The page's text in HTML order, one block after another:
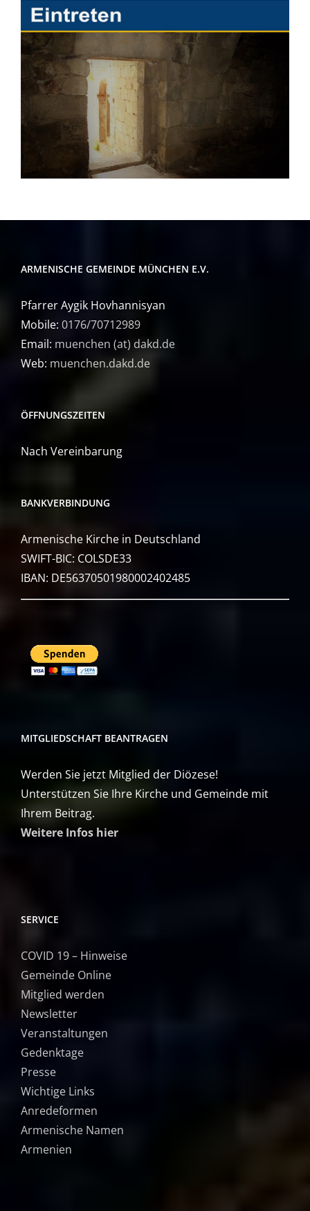
ARMENISCHE GEMEINDE MÜNCHEN E.V.
Pfarrer Aygik Hovhannisyan
Mobile: 0176/70712989
Email: muenchen (at) dakd.de
Web: muenchen.dakd.de
ÖFFNUNGSZEITEN
Nach Vereinbarung
BANKVERBINDUNG
Armenische Kirche in Deutschland
SWIFT-BIC: COLSDE33
IBAN: DE56370501980002402485
MITGLIEDSCHAFT BEANTRAGEN
Werden Sie jetzt Mitglied der Diözese!
Unterstützen Sie Ihre Kirche und Gemeinde mit
Ihrem Beitrag.
Weitere Infos hier
SERVICE
COVID 19 – Hinweise
Gemeinde Online
Mitglied werden
Newsletter
Veranstaltungen
Gedenktage
Presse
Wichtige Links
Anredeformen
Armenische Namen
Armenien